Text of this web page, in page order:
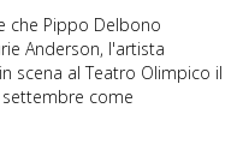
che Pippo Delbono
Anderson, l'artista
scena al Teatro Olimpico il
settembre come